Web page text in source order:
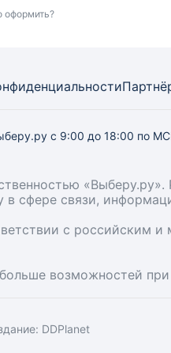
оформить?
с 9:00 до 18:00 по
сфере связи,
с российским
возможностей
DDPlanet